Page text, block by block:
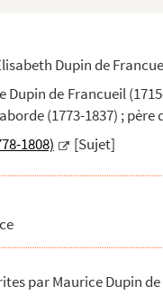
Dupin de
Dupin de Francueil
(1773-1837) ;
1808) [Sujet]
par Maurice Dupin